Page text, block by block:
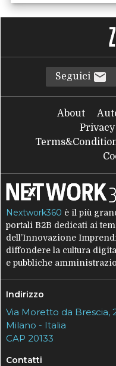
Seguici
About
Privacy
Nextwork360 è il più
portali B2B dedicati ai
dell’Innovazione
diffondere la cultura
e pubbliche
Indirizzo
Via Moretto da Brescia,
Milano - Italia
CAP 20133
Contatti